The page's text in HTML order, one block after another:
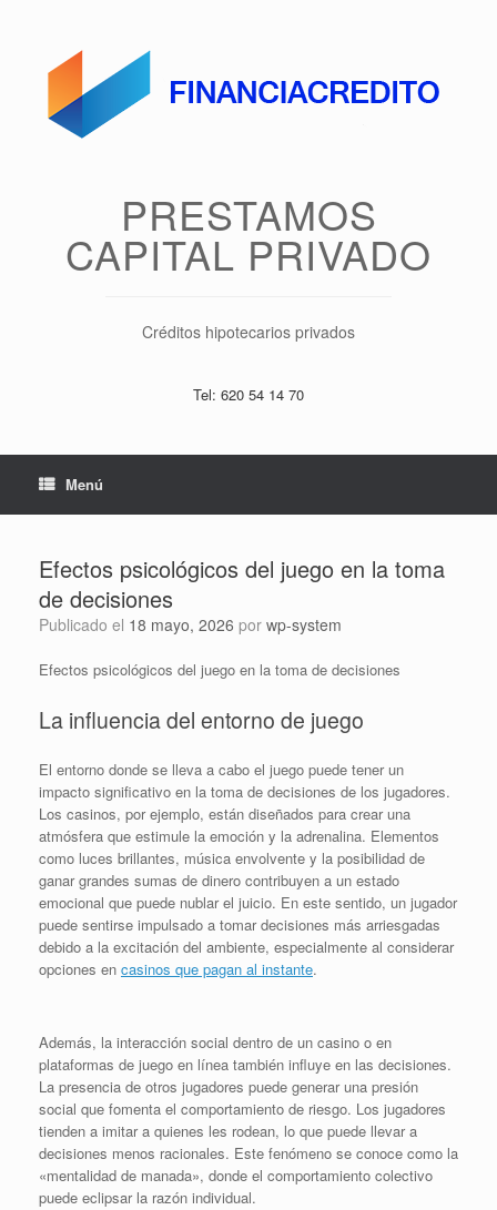
PRESTAMOS
CAPITAL PRIVADO
Créditos hipotecarios privados
Tel: 620 54 14 70
Menú
Efectos psicológicos del juego en la toma
de decisiones
Publicado el 18 mayo, 2026 por wp-system
Efectos psicológicos del juego en la toma de decisiones
La influencia del entorno de juego
El entorno donde se lleva a cabo el juego puede tener un
impacto significativo en la toma de decisiones de los jugadores.
Los casinos, por ejemplo, están diseñados para crear una
atmósfera que estimule la emoción y la adrenalina. Elementos
como luces brillantes, música envolvente y la posibilidad de
ganar grandes sumas de dinero contribuyen a un estado
emocional que puede nublar el juicio. En este sentido, un jugador
puede sentirse impulsado a tomar decisiones más arriesgadas
debido a la excitación del ambiente, especialmente al considerar
opciones en casinos que pagan al instante.
Además, la interacción social dentro de un casino o en
plataformas de juego en línea también influye en las decisiones.
La presencia de otros jugadores puede generar una presión
social que fomenta el comportamiento de riesgo. Los jugadores
tienden a imitar a quienes les rodean, lo que puede llevar a
decisiones menos racionales. Este fenómeno se conoce como la
«mentalidad de manada», donde el comportamiento colectivo
puede eclipsar la razón individual.